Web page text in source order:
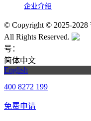
企业介绍
© Copyright © 2025-
All Rights Reserved.
号：
简体中文
English
400 8272 199
免费申请